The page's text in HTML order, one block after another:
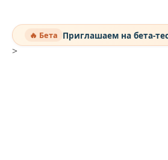
🔥 Бета Приглашаем на бета-
>